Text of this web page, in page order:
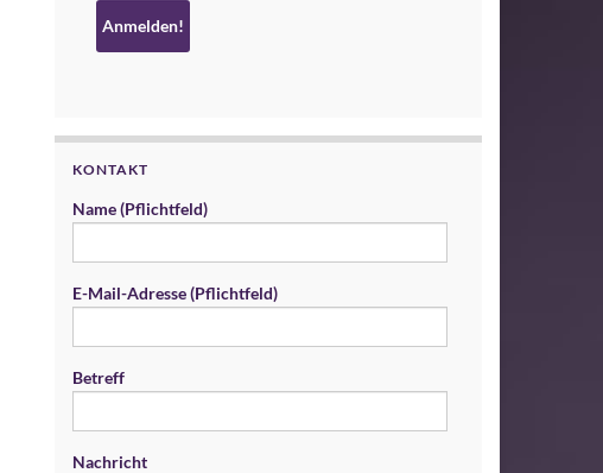
KONTAKT
Name (Pflichtfeld)
E-Mail-Adresse (Pflichtfeld)
Betreff
Nachricht